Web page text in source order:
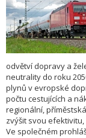
odvětví dopravy a
neutrality do roku
plynů v evropské
počtu cestujících a
regionální,
zvýšit svou
Ve společném